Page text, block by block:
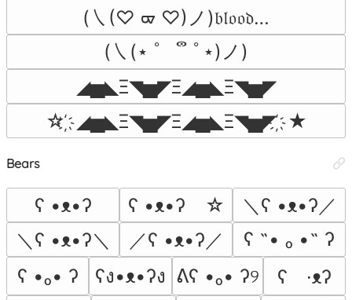
(㇏(♡ ᢍ ♡)ノ)𝔟𝔩𝔬𝔬𝔡…
(㇏(⋆ ﾟ　 ຶ ﾟ⋆)ノ)
◢▅◣Ξ◥▅◤Ξ◢▅◣Ξ◥▅◤
☆ ҉ ◢▅◣Ξ◥▅◤Ξ◢▅◣Ξ◥▅◤ ҉ ★
Bears
ʕ •ᴥ•ʔ ʕ •ᴥ•ʔゝ☆
＼ʕ •ᴥ•ʔ／
＼ʕ •ᴥ•ʔ＼
／ʕ •ᴥ•ʔ／
ʕ ˵• ₒ •˵ ʔ
ʕ •ₒ• ʔ
ʕง•ᴥ•ʔง ᕕʕ •ₒ• ʔ୨
ʕ　·ᴥʔ